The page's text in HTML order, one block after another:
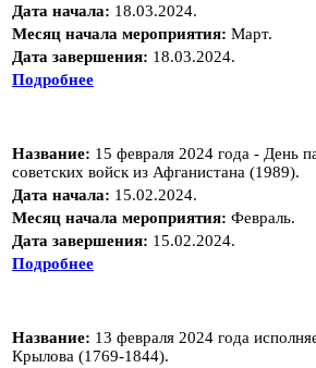
Дата начала: 18.03.2024.
Месяц начала мероприятия: Март.
Дата завершения: 18.03.2024.
Подробнее
Название: 15 февраля 2024 года - День
советских войск из Афганистана (1989).
Дата начала: 15.02.2024.
Месяц начала мероприятия: Февраль.
Дата завершения: 15.02.2024.
Подробнее
Название: 13 февраля 2024 года
Крылова (1769-1844).